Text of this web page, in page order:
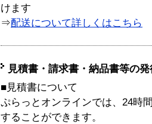
けます
⇒配送について詳しくはこちら
見積書・請求書・納品書等の
■見積書について
ぷらっとオンラインでは、24時
することができます。